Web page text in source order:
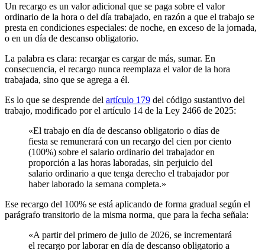
Un recargo es un valor adicional que se paga sobre el valor
ordinario de la hora o del día trabajado, en razón a que el trabajo se
presta en condiciones especiales: de noche, en exceso de la jornada,
o en un día de descanso obligatorio.
La palabra es clara: recargar es cargar de más, sumar. En
consecuencia, el recargo nunca reemplaza el valor de la hora
trabajada, sino que se agrega a él.
Es lo que se desprende del artículo 179 del código sustantivo del
trabajo, modificado por el artículo 14 de la Ley 2466 de 2025:
«El trabajo en día de descanso obligatorio o días de
fiesta se remunerará con un recargo del cien por ciento
(100%) sobre el salario ordinario del trabajador en
proporción a las horas laboradas, sin perjuicio del
salario ordinario a que tenga derecho el trabajador por
haber laborado la semana completa.»
Ese recargo del 100% se está aplicando de forma gradual según el
parágrafo transitorio de la misma norma, que para la fecha señala:
«A partir del primero de julio de 2026, se incrementará
el recargo por laborar en día de descanso obligatorio a